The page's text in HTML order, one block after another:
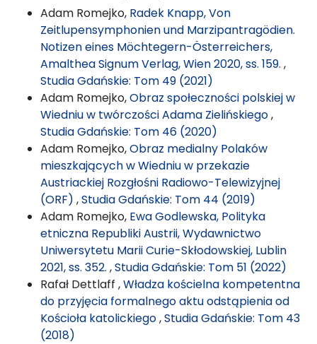
Adam Romejko, Radek Knapp, Von
Zeitlupensymphonien und Marzipantragödien.
Notizen eines Möchtegern-Österreichers,
Amalthea Signum Verlag, Wien 2020, ss. 159. ,
Studia Gdańskie: Tom 49 (2021)
Adam Romejko,Obraz społeczności polskiej w
Wiedniu w twórczości Adama Zielińskiego,
Studia Gdańskie: Tom 46 (2020)
Adam Romejko,Obraz medialny Polaków
mieszkających w Wiedniu w przekazie
Austriackiej Rozgłośni Radiowo-Telewizyjnej
(ORF) ,Studia Gdańskie: Tom 44 (2019)
Adam Romejko, Ewa Godlewska, Polityka
etniczna Republiki Austrii, Wydawnictwo
Uniwersytetu Marii Curie-Skłodowskiej, Lublin
2021, ss. 352. ,Studia Gdańskie: Tom 51 (2022)
Rafał Dettlaff ,Władza kościelna kompetentna
do przyjęcia formalnego aktu odstąpienia od
Kościoła katolickiego,Studia Gdańskie: Tom 43
(2018)